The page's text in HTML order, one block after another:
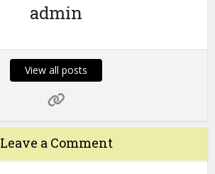
admin
View all posts
Leave a Comment